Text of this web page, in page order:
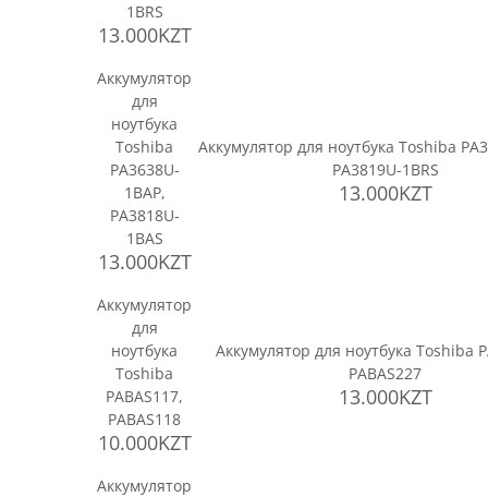
1BRS
13.000KZT
Аккумулятор
для
ноутбука
Toshiba
PA3638U-
1BAP,
PA3818U-
1BAS
13.000KZT
Аккумулятор для ноутбука Toshiba
PA3819U-1BRS
13.000KZT
Аккумулятор
для
ноутбука
Toshiba
PABAS117,
PABAS118
10.000KZT
Аккумулятор для ноутбука Toshiba
PABAS227
13.000KZT
Аккумулятор